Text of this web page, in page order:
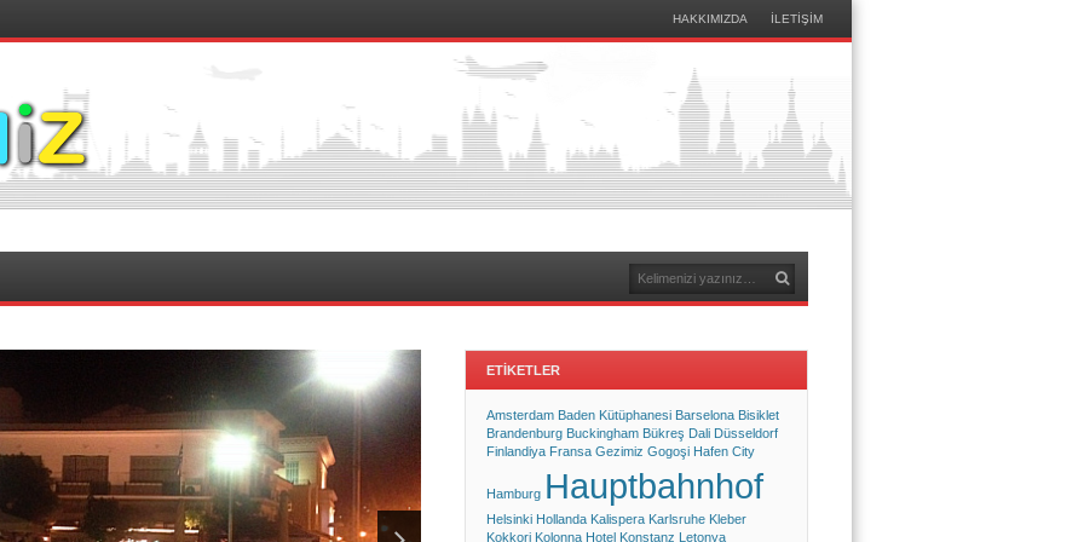
Menu
Skip
to
HAKKIMIZDA İLETİŞİM
Arama
ETIKETLER
Amsterdam Baden Kütüphanesi Barselona Bisiklet
Brandenburg Buckingham Bükreş Dali Düsseldorf
Finlandiya Fransa Gezimiz Gogoşi Hafen City
Hamburg Hauptbahnhof
Helsinki Hollanda Kalispera Karlsruhe Kleber
Kokkori Kolonna Hotel Konstanz Letonya